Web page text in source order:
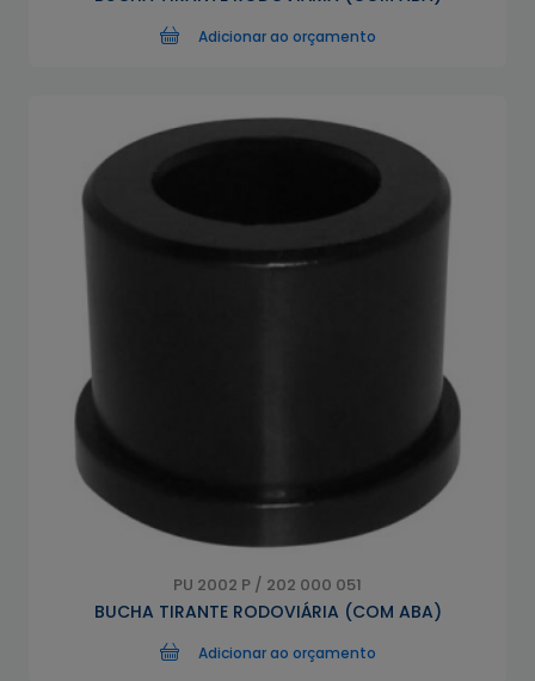
Adicionar ao orçamento
PU 2002 P / 202 000 051
BUCHA TIRANTE RODOVIÁRIA (COM ABA)
Adicionar ao orçamento